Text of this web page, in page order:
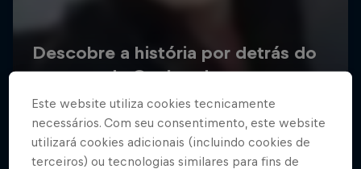
Este website utiliza cookies tecnicamente
necessários. Com seu consentimento, este website
utilizará cookies adicionais (incluindo cookies de
terceiros) ou tecnologias similares para fins de